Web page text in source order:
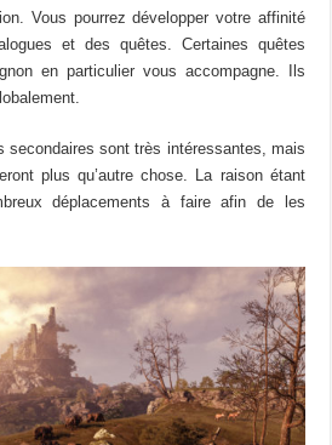
Vous pourrez développer votre affinité
et des quêtes. Certaines quêtes
en particulier vous accompagne. Ils
secondaires sont très intéressantes, mais
plus qu’autre chose. La raison étant
déplacements à faire afin de les